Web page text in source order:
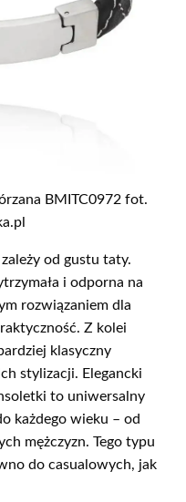
BMITC0972 fot.
od gustu taty.
i odporna na
rozwiązaniem dla
Z kolei
klasyczny
stylizacji. Elegancki
to uniwersalny
każdego wieku – od
mężczyzn. Tego typu
do casualowych, jak